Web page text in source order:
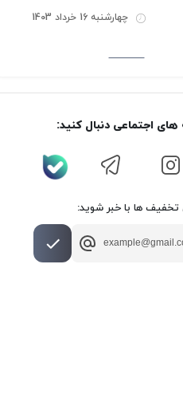
چهارشنبه 16 خرداد 1403
های اجتماعی دنبال کنید:
تخفیف ها با خبر شوید: